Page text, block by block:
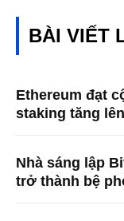
BÀI VIẾT
Ethereum đạt
staking tăng
Nhà sáng lập
trở thành bệ